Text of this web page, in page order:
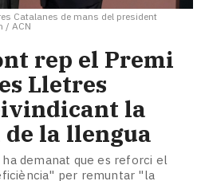
Catalanes de mans del president
/ ACN
rep el Premi
Lletres
la
la llengua
demanat que es reforci el
per remuntar "la